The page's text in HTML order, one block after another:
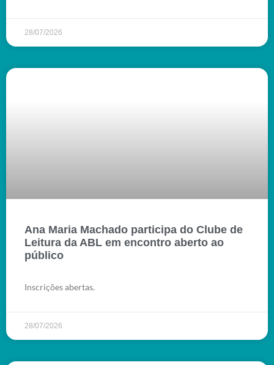
28/07/2026
Ana Maria Machado participa do Clube de
Leitura da ABL em encontro aberto ao
público
Inscrições abertas.
28/07/2026